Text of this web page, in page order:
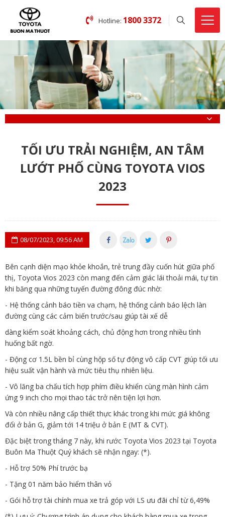
Hotline: 1800 3372
TỐI ƯU TRẢI NGHIỆM, AN TÂM
LƯỚT PHỐ CÙNG TOYOTA VIOS
2023
08/07/2023, 09:56 AM
Bên cạnh diện mạo khỏe khoắn, trẻ trung đầy cuốn hút giữa phố
thị, Toyota Vios 2023 còn mang đến cảm giác lái thoải mái, tự tin
khi băng qua những tuyến đường đông đúc nhờ:
- Hệ thống cảnh báo tiền va chạm, hệ thống cảnh báo lệch làn
đường cùng các cảm biến trước/sau giúp tài xế dễ
dàng kiểm soát khoảng cách, chủ động hơn trong nhiều tình
huống bất ngờ.
- Động cơ 1.5L bền bỉ cùng hộp số tự động vô cấp CVT giúp tối ưu
hiệu suất vận hành và mức tiêu thụ nhiên liệu.
- Vô lăng ba chấu tích hợp phím điều khiển cùng màn hình cảm
ứng 9 inch cho mọi thao tác trở nên tiện lợi hơn.
Và còn nhiều nâng cấp thiết thực khác trong khi mức giá không
đổi ở bản G, giảm tới 14 triệu ở bản E (MT & CVT).
Đặc biệt trong tháng 7 này, khi rước Toyota Vios 2023 tại Toyota
Buôn Ma Thuột Quý khách sẽ nhận ngay: (*).
- Hỗ trợ 50% Phí trước bạ
- Tặng 01 năm bảo hiểm thân vỏ
- Gói hỗ trợ tài chính mua xe trả góp với LS ưu đãi chỉ từ 6,49%